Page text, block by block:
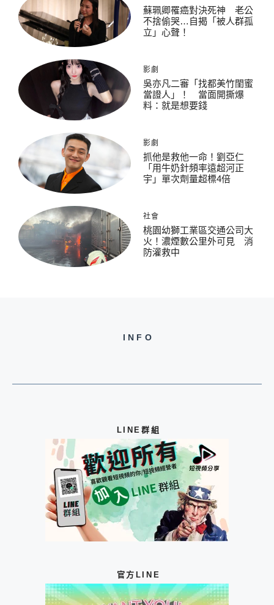
蘇珮卿罹癌對決死神 老公
不捨偷哭…自揭「被人群孤
立」心聲！
影劇
吳亦凡二審「找都美竹閨蜜
當證人」！ 當面開撕爆
料：就是想要錢
影劇
抓他是救他一命！劉亞仁
「用牛奶針頻率遠超河正
宇」單次劑量超標4倍
社會
桃園幼獅工業區交通公司大
火！濃煙數公里外可見 消
防灌救中
INFO
LINE群組
官方LINE